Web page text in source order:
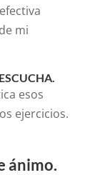
mi
esos
ejercicios.
ánimo.